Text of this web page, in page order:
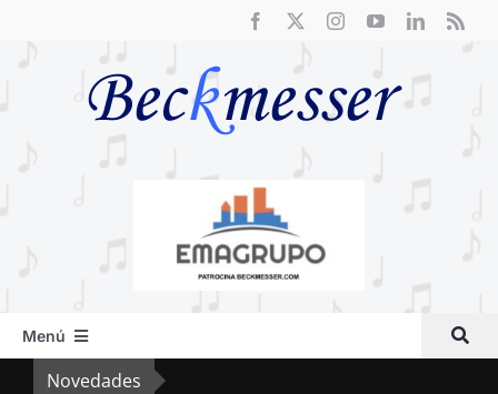
Menú
InicioNovedades